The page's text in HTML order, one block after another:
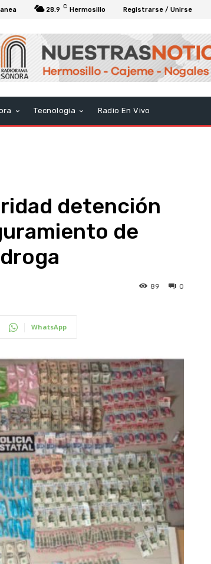
28.9 C Hermosillo Registrarse / Unirse
Tecnologia Radio En Vivo
detención
de
0
89
WhatsApp